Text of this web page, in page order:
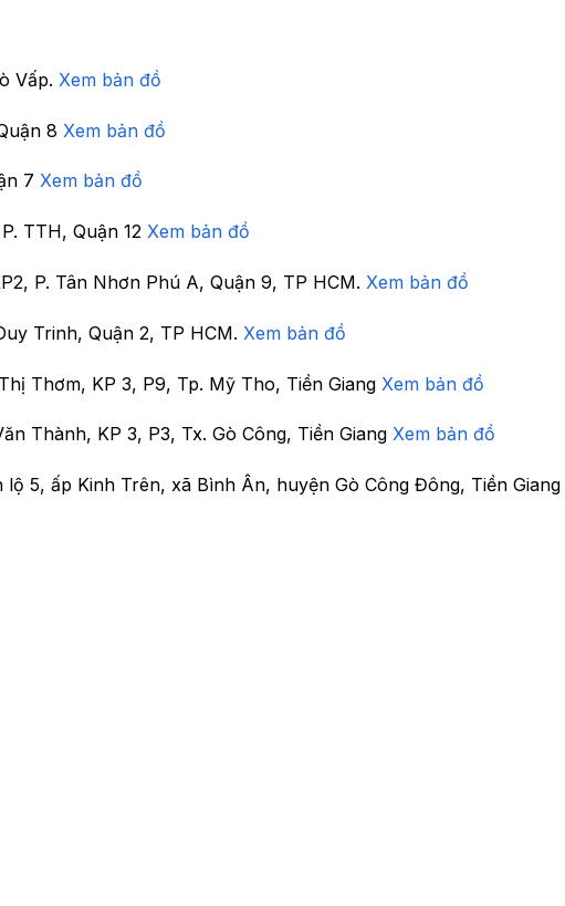
Vấp. Xem bản đồ
8 Xem bản đồ
7 Xem bản đồ
TTH, Quận 12 Xem bản đồ
P. Tân Nhơn Phú A, Quận 9, TP HCM. Xem bản đồ
Trinh, Quận 2, TP HCM. Xem bản đồ
Thơm, KP 3, P9, Tp. Mỹ Tho, Tiền Giang Xem bản đồ
Thành, KP 3, P3, Tx. Gò Công, Tiền Giang Xem bản đồ
lộ 5, ấp Kinh Trên, xã Bình Ân, huyện Gò Công Đông, Tiền Giang